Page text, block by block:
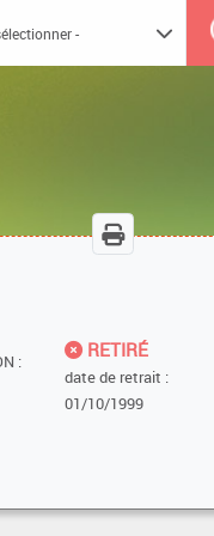
:
RETIRÉ
date de retrait :
01/10/1999